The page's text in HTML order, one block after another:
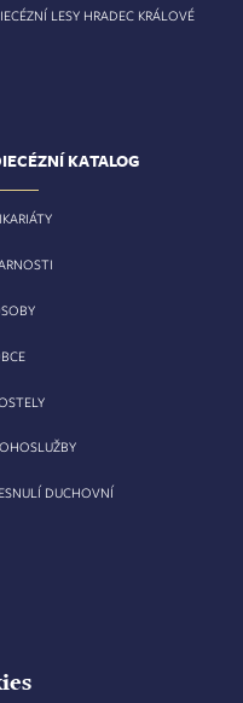
LESY HRADEC KRÁLOVÉ
KATALOG
DUCHOVNÍ